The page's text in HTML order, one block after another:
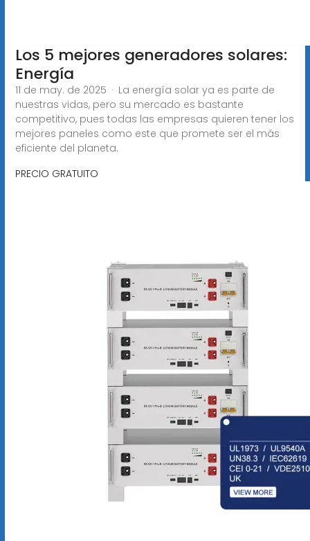
Los 5 mejores generadores solares:
Energía
11 de may. de 2025 · La energía solar ya es parte de
nuestras vidas, pero su mercado es bastante
competitivo, pues todas las empresas quieren tener los
mejores paneles como este que promete ser el más
eficiente del planeta.
PRECIO GRATUITO